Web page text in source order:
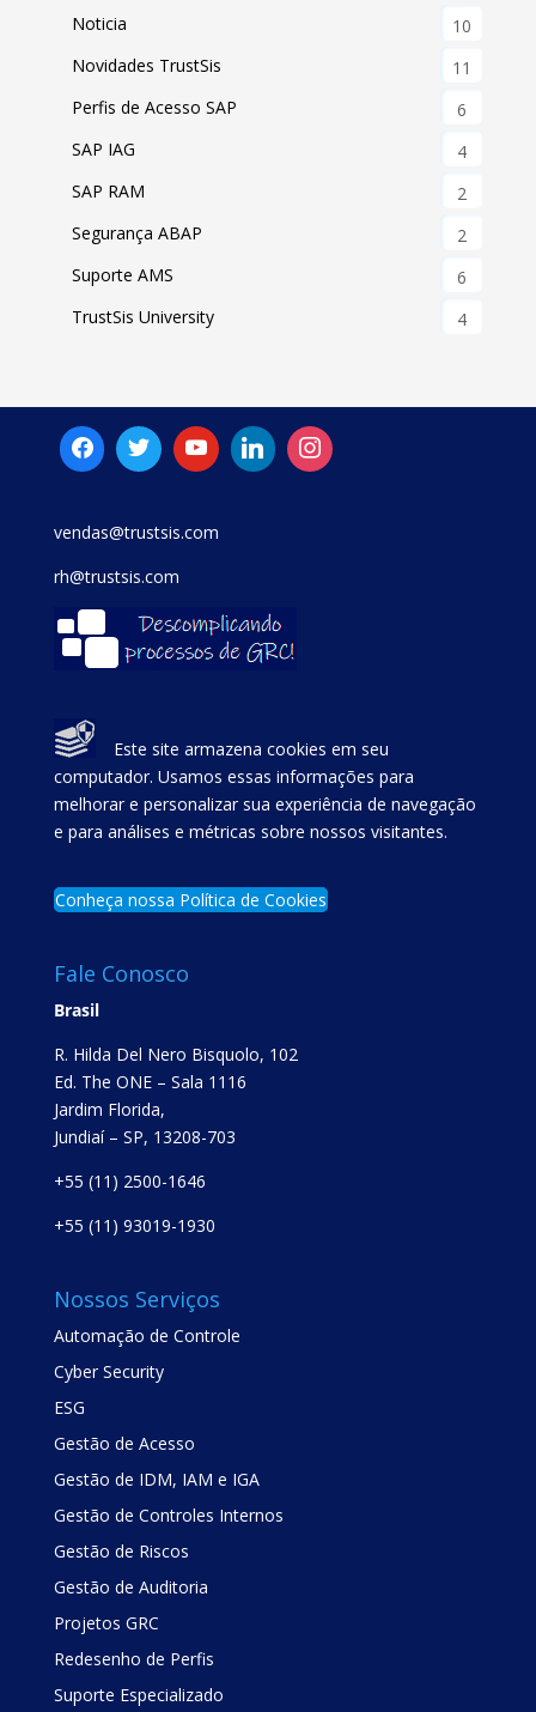
Noticia
10
Novidades TrustSis
11
Perfis de Acesso SAP
6
SAP IAG
4
SAP RAM
2
Segurança ABAP
2
Suporte AMS
6
TrustSis University
4
vendas@trustsis.com
rh@trustsis.com
Este site armazena cookies em seu
computador. Usamos essas informações para
melhorar e personalizar sua experiência de navegação
e para análises e métricas sobre nossos visitantes.
Conheça nossa Política de Cookies
Fale Conosco
Brasil
R. Hilda Del Nero Bisquolo, 102
Ed. The ONE – Sala 1116
Jardim Florida,
Jundiaí – SP, 13208-703
+55 (11) 2500-1646
+55 (11) 93019-1930
Nossos Serviços
Automação de Controle
Cyber Security
ESG
Gestão de Acesso
Gestão de IDM, IAM e IGA
Gestão de Controles Internos
Gestão de Riscos
Gestão de Auditoria
Projetos GRC
Redesenho de Perfis
Suporte Especializado